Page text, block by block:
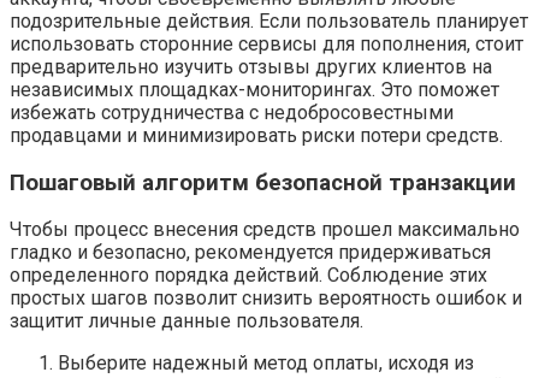
подозрительные действия. Если пользователь планирует
использовать сторонние сервисы для пополнения, стоит
предварительно изучить отзывы других клиентов на
независимых площадках-мониторингах. Это поможет
избежать сотрудничества с недобросовестными
продавцами и минимизировать риски потери средств.
Пошаговый алгоритм безопасной транзакции
Чтобы процесс внесения средств прошел максимально
гладко и безопасно, рекомендуется придерживаться
определенного порядка действий. Соблюдение этих
простых шагов позволит снизить вероятность ошибок и
защитит личные данные пользователя.
Выберите надежный метод оплаты, исходя из